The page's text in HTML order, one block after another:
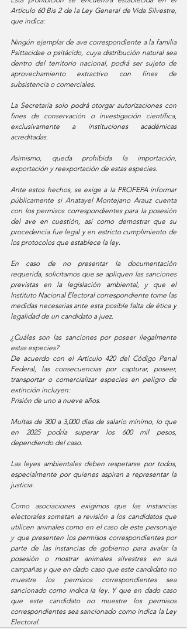
Artículo 60 Bis 2 de la Ley General de Vida Silvestre,
que indica:
Ningún ejemplar de ave correspondiente a la familia
Psittacidae o psitácido, cuya distribución natural sea
dentro del territorio nacional, podrá ser sujeto de
aprovechamiento extractivo con fines de
subsistencia o comerciales.
La Secretaría solo podrá otorgar autorizaciones con
fines de conservación o investigación científica,
exclusivamente a instituciones académicas
acreditadas.
Asimismo, queda prohibida la importación,
exportación y reexportación de estas especies.
Ante estos hechos, se exige a la PROFEPA informar
públicamente si Anatayel Montejano Arauz cuenta
con los permisos correspondientes para la posesión
del ave en cuestión, así como demostrar que su
procedencia fue legal y en estricto cumplimiento de
los protocolos que establece la ley.
En caso de no presentar la documentación
requerida, solicitamos que se apliquen las sanciones
previstas en la legislación ambiental, y que el
Instituto Nacional Electoral correspondiente tome las
medidas necesarias ante esta posible falta de ética y
legalidad de un candidato a juez.
¿Cuáles son las sanciones por poseer ilegalmente
estas especies?
De acuerdo con el Artículo 420 del Código Penal
Federal, las consecuencias por capturar, poseer,
transportar o comercializar especies en peligro de
extinción incluyen:
Prisión de uno a nueve años.
Multas de 300 a 3,000 días de salario mínimo, lo que
en 2025 podría superar los 600 mil pesos,
dependiendo del caso.
Las leyes ambientales deben respetarse por todos,
especialmente por quienes aspiran a representar la
justicia.
Como asociaciones exigimos que las instancias
electorales sometan a revisión a los candidatos que
utilicen animales como en el caso de este personaje
y que presenten los permisos correspondientes por
parte de las instancias de gobierno para avalar la
posesión o mostrar animales silvestres en sus
campañas y que en dado caso que este candidato no
muestre los permisos correspondientes sea
sancionado como indica la ley. Y que en dado caso
que este candidato no muestre los permisos
correspondientes sea sancionado como indica la Ley
Electoral.